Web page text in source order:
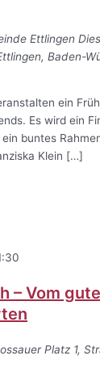
Ettlingen
Baden-
ein
Es wird ein
buntes
Klein […]
– Vom
Platz 1,